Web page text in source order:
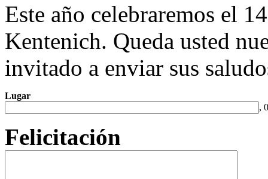
Este año celebraremos el
Kentenich. Queda usted
invitado a enviar sus
Lugar
,
Felicitación